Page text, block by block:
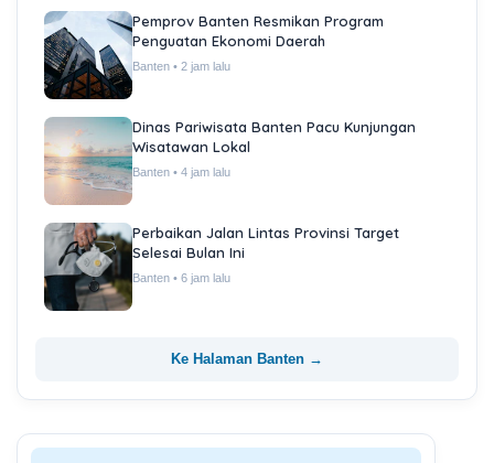
Pemprov Banten Resmikan Program
Penguatan Ekonomi Daerah
Banten • 2 jam lalu
Dinas Pariwisata Banten Pacu Kunjungan
Wisatawan Lokal
Banten • 4 jam lalu
Perbaikan Jalan Lintas Provinsi Target
Selesai Bulan Ini
Banten • 6 jam lalu
Ke Halaman Banten →